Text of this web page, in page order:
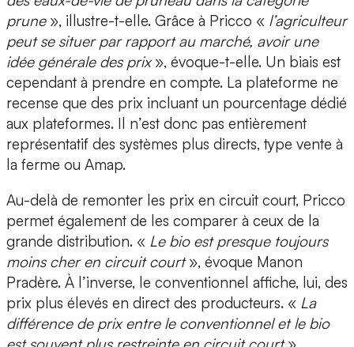
prune», illustre-t-elle. Grâce à Pricco « l’agriculteur
peut se situer par rapport au marché, avoir une
idée générale des prix», évoque-t-elle. Un biais est
cependant à prendre en compte. La plateforme ne
recense que des prix incluant un pourcentage dédié
aux plateformes. Il n’est donc pas entièrement
représentatif des systèmes plus directs, type vente à
la ferme ou Amap.
Au-delà de remonter les prix en circuit court, Pricco
permet également de les comparer à ceux de la
grande distribution. « Le bio est presque toujours
moins cher en circuit court», évoque Manon
Pradère. À l’inverse, le conventionnel affiche, lui, des
prix plus élevés en direct des producteurs. « La
différence de prix entre le conventionnel et le bio